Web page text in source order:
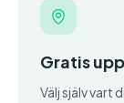
Gratis
Välj själv vart